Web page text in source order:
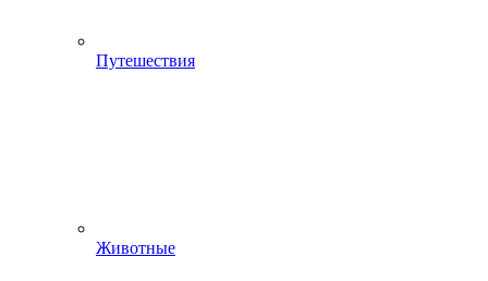
Путешествия
Животные